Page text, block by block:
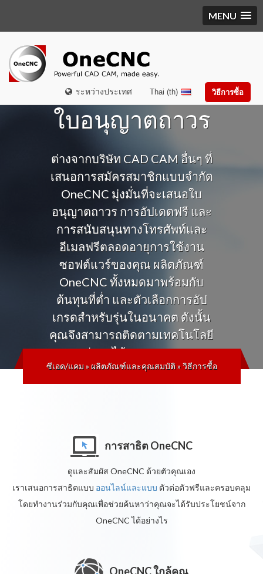
MENU
ระหว่างประเทศ วิธีการซื้อ
Thai (th)
ใบอนุญาตถาวร
ต่างจากบริษัท CAD CAM อื่นๆ ที่
เสนอการสมัครสมาชิกแบบจำกัด
OneCNC มุ่งมั่นที่จะเสนอใบ
อนุญาตถาวร การอัปเดตฟรี และ
การสนับสนุนทางโทรศัพท์และ
อีเมลฟรีตลอดอายุการใช้งาน
ซอฟต์แวร์ของคุณ ผลิตภัณฑ์
OneCNC ทั้งหมดมาพร้อมกับ
ต้นทุนที่ต่ำ และตัวเลือกการอัป
เกรดสำหรับรุ่นในอนาคต ดังนั้น
คุณจึงสามารถติดตามเทคโนโลยี
ล่าสุดได้ตลอดเวลา
ซีเอด/แคม» ผลิตภัณฑ์และคุณสมบัติ»วิธีการซื้อ
การสาธิต OneCNC
ดูและสัมผัส OneCNC ด้วยตัวคุณเอง
เราเสนอการสาธิตแบบ ออนไลน์และแบบ ตัวต่อตัวฟรีและครอบคลุม
โดยทำงานร่วมกับคุณเพื่อช่วยค้นหาว่าคุณจะได้รับประโยชน์จาก
OneCNC ได้อย่างไร
OneCNC ใกล้คุณ